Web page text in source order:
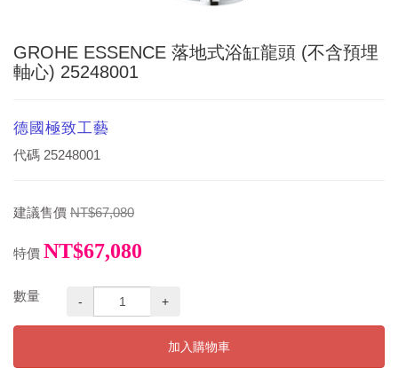
GROHE ESSENCE 落地式浴缸龍頭 (不含預埋
軸心) 25248001
德國極致工藝
代碼 25248001
建議售價 NT$67,080
特價 NT$67,080
數量 - +
加入購物車